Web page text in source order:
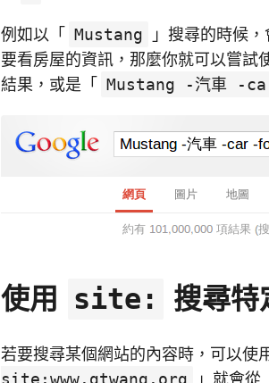
例如以「 Mustang
」搜尋的時候
要看房屋的資訊，那麼你就可以嘗試
結果，或是「
Mustang -汽車 -
使用 site: 搜尋特
若要搜尋某個網站的內容時，可以使